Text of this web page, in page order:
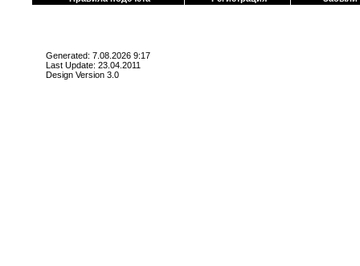
Generated: 7.08.2026 9:17
Last Update: 23.04.2011
Design Version 3.0